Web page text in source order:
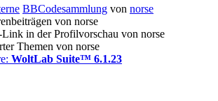
BBCodesammlung von norse
von norse
Link in der Profilvorschau von norse
Themen von norse
WoltLab Suite™ 6.1.23